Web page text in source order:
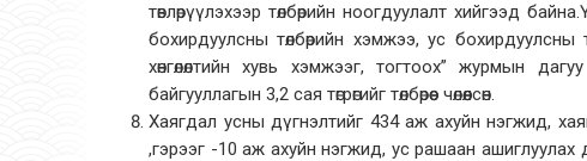
төвлөрүүлэхээр төлбөрийн ноогдуулалт хийгээд
бохирдуулсны төлбөрийн хэмжээ, ус бохирдуулсны
хөнгөлөлтийн хувь хэмжээг, тогтоох” журмын
байгууллагын 3,2 сая төгрөгийг төлбөрөөс чөлөөлсөн.
Хаягдал усны дүгнэлтийг 434 аж ахуйн нэгжид,
,гэрээг -10 аж ахуйн нэгжид, ус рашаан